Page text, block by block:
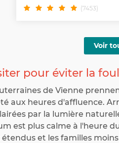
(7453)
Voir
pour éviter la
de Vienne
aux heures d'affluence.
par la lumière
est plus calme à l'heure
et les familles